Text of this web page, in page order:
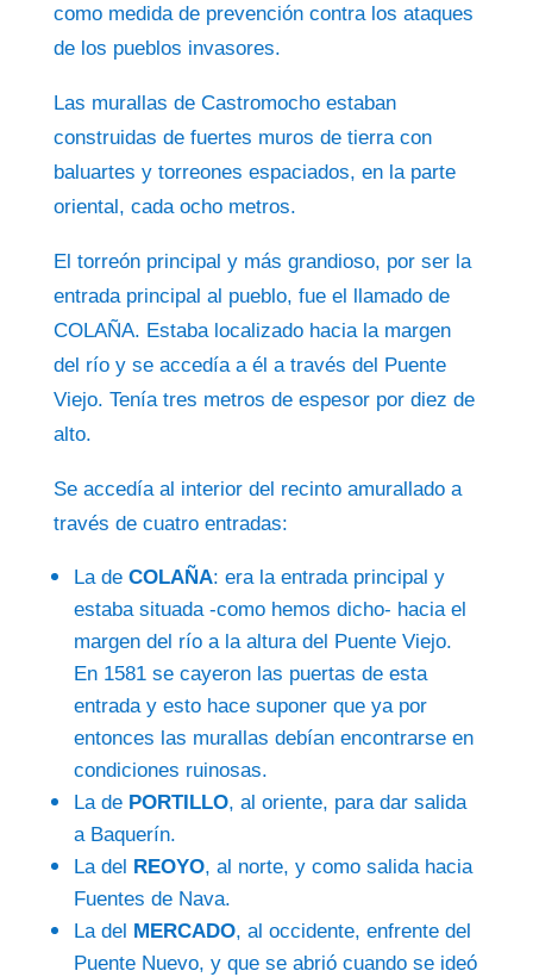
como medida de prevención contra los ataques
de los pueblos invasores.
Las murallas de Castromocho estaban
construidas de fuertes muros de tierra con
baluartes y torreones espaciados, en la parte
oriental, cada ocho metros.
El torreón principal y más grandioso, por ser la
entrada principal al pueblo, fue el llamado de
COLAÑA. Estaba localizado hacia la margen
del río y se accedía a él a través del Puente
Viejo. Tenía tres metros de espesor por diez de
alto.
Se accedía al interior del recinto amurallado a
través de cuatro entradas:
La de COLAÑA: era la entrada principal y
estaba situada -como hemos dicho- hacia el
margen del río a la altura del Puente Viejo.
En 1581 se cayeron las puertas de esta
entrada y esto hace suponer que ya por
entonces las murallas debían encontrarse en
condiciones ruinosas.
La de PORTILLO, al oriente, para dar salida
a Baquerín.
La del REOYO, al norte, y como salida hacia
Fuentes de Nava.
La del MERCADO, al occidente, enfrente del
Puente Nuevo, y que se abrió cuando se ideó